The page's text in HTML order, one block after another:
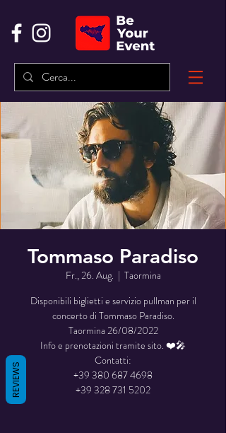
Tommaso Paradiso
Fr., 26. Aug.
  |
Taormina
Disponibili biglietti e servizio pullman per il
concerto di Tommaso Paradiso.
Taormina 26/08/2022
Info e prenotazioni tramite sito. ❤️🎤
Contatti:
+39 380 687 4698
+39 328 731 5202
REVIEWS